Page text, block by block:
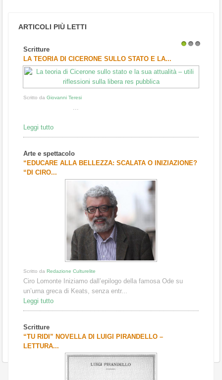
ARTICOLI PIÙ LETTI
Scritture
LA TEORIA DI CICERONE SULLO STATO E LA...
Scritto da Giovanni Teresi
...
Leggi tutto
Arte e spettacolo
“EDUCARE ALLA BELLEZZA: SCALATA O INIZIAZIONE?
“DI CIRO...
Scritto da Redazione Culturelite
Ciro Lomonte Iniziamo dall’epilogo della famosa Ode su
un’urna greca di Keats, senza entr...
Leggi tutto
Scritture
“TU RIDI” NOVELLA DI LUIGI PIRANDELLO –
LETTURA...